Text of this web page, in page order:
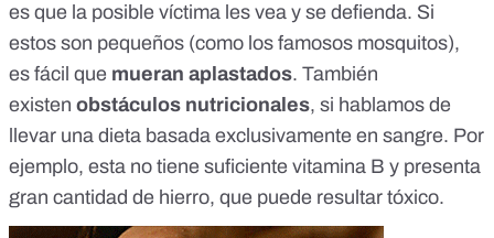
es que la posible víctima les vea y se defienda. Si
estos son pequeños (como los famosos mosquitos),
es fácil que mueran aplastados. También
existen obstáculos nutricionales, si hablamos de
llevar una dieta basada exclusivamente en sangre. Por
ejemplo, esta no tiene suficiente vitamina B y presenta
gran cantidad de hierro, que puede resultar tóxico.